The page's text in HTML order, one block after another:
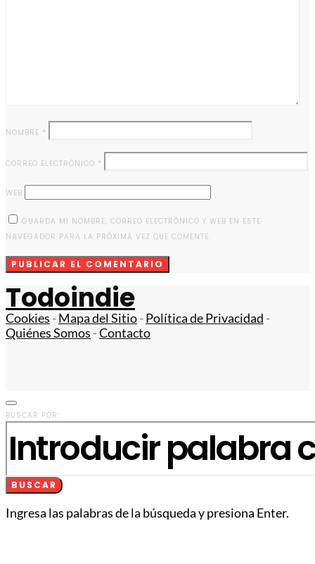
NOMBRE *
CORREO ELECTRÓNICO *
WEB
GUARDA MI NOMBRE, CORREO ELECTRÓNICO Y WEB EN ESTE
NAVEGADOR PARA LA PRÓXIMA VEZ QUE COMENTE.
Todoindie
Cookies -Mapa del Sitio-Política de Privacidad -
Quiénes Somos -Contacto
BUSCAR POR:
BUSCAR
Ingresa las palabras de la búsqueda y presiona Enter.